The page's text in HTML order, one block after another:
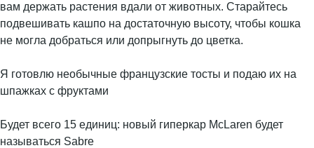
вам держать растения вдали от животных. Старайтесь
подвешивать кашпо на достаточную высоту, чтобы кошка
не могла добраться или допрыгнуть до цветка.
Я готовлю необычные французские тосты и подаю их на
шпажках с фруктами
Будет всего 15 единиц: новый гиперкар McLaren будет
называться Sabre